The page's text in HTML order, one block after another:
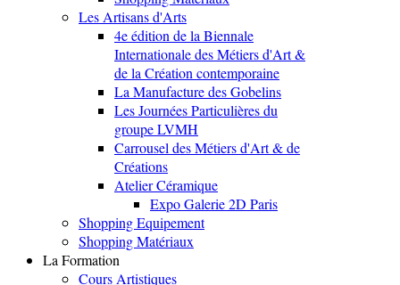
Les Artisans d'Arts
4e édition de la Biennale
Internationale des Métiers d'Art &
de la Création contemporaine
La Manufacture des Gobelins
Les Journées Particulières du
groupe LVMH
Carrousel des Métiers d'Art & de
Créations
Atelier Céramique
Expo Galerie 2D Paris
Shopping Equipement
Shopping Matériaux
La Formation
Cours Artistiques